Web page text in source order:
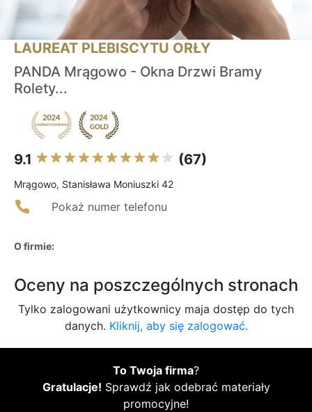
LAUREAT PLEBISCYTU ORŁY
PANDA Mrągowo - Okna Drzwi Bramy
Rolety...
9.1 (67)
Mrągowo, Stanisława Moniuszki 42
Pokaż numer telefonu
O firmie:
Oceny na poszczególnych stronach
Tylko zalogowani użytkownicy maja dostęp do tych
danych. Kliknij, aby się zalogować.
To Twoja firma?
Gratulacje! Sprawdź jak odebrać materiały
promocyjne!